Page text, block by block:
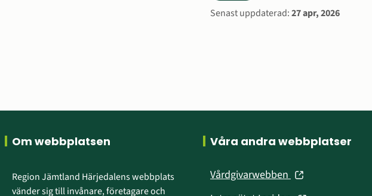
Sidinformation
Senast uppdaterad:27 apr, 2026
Sidfot
Om webbplatsen
Region Jämtland Härjedalens webbplats
vänder sig till invånare, företagare och
Våra andra webbplatser
Vårdgivarwebben (öppnas